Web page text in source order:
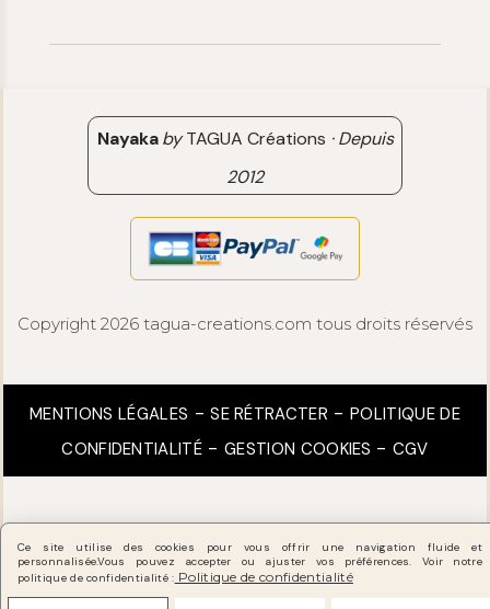
Nayaka byTAGUA Créations ·Depuis
2012
Copyright 2026 tagua-creations.com tous droits réservés
MENTIONS LÉGALES SE RÉTRACTER
POLITIQUE DE
CONFIDENTIALITÉ
GESTION COOKIES CGV
Ce site utilise des cookies pour vous offrir une navigation fluide et
personnalisée.Vous pouvez accepter ou ajuster vos préférences. Voir notre
politique de confidentialité : Politique de confidentialité